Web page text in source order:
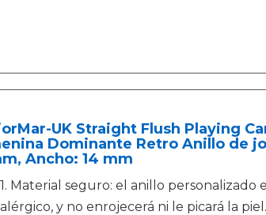
UK Straight Flush Playing
Dominante Retro Anillo de
Ancho: 14 mm
1. Material seguro: el anillo
alérgico, y no enrojecerá ni le picará la piel.